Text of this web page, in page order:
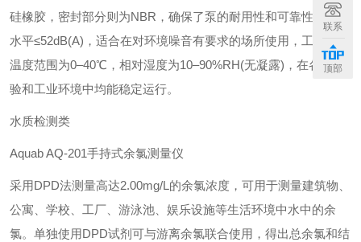
硅橡胶，密封部分则为NBR，确保了泵的耐用性和可靠性，噪音
水平≤52dB(A)，适合在对环境噪音有要求的场所使用，工作环境
温度范围为0–40℃，相对湿度为10–90%RH(无凝露)，在各种实
验和工业环境中均能稳定运行。
水质检测类
‌Aquab AQ-201手持式余氯测量仪‌
采用DPD法测量高达2.00mg/L的余氯浓度，可用于测量建筑物、
公寓、学校、工厂、游泳池、娱乐设施等生活环境中水中的余
氯。单独使用DPD试剂可与游离余氯联合使用，得出总余氯和结
联系
顶部